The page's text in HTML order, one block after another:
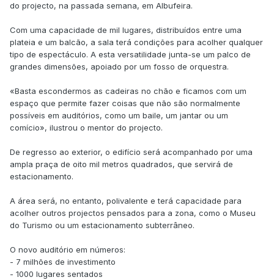
do projecto, na passada semana, em Albufeira.
Com uma capacidade de mil lugares, distribuídos entre uma
plateia e um balcão, a sala terá condições para acolher qualquer
tipo de espectáculo. A esta versatilidade junta-se um palco de
grandes dimensões, apoiado por um fosso de orquestra.
«Basta escondermos as cadeiras no chão e ficamos com um
espaço que permite fazer coisas que não são normalmente
possíveis em auditórios, como um baile, um jantar ou um
comício», ilustrou o mentor do projecto.
De regresso ao exterior, o edifício será acompanhado por uma
ampla praça de oito mil metros quadrados, que servirá de
estacionamento.
A área será, no entanto, polivalente e terá capacidade para
acolher outros projectos pensados para a zona, como o Museu
do Turismo ou um estacionamento subterrâneo.
O novo auditório em números:
- 7 milhões de investimento
- 1000 lugares sentados